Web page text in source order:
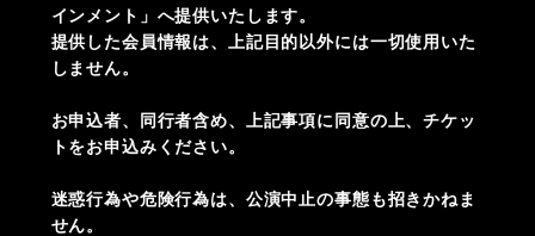
インメント」へ提供いたします。
提供した会員情報は、上記目的以外には一切使用いた
しません。
お申込者、同行者含め、上記事項に同意の上、チケッ
トをお申込みください。
迷惑行為や危険行為は、公演中止の事態も招きかねま
せん。